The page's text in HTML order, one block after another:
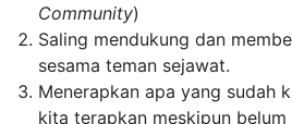
Community)
Saling mendukung dan
sesama teman sejawat.
Menerapkan apa yang sudah
kita terapkan meskipun belum